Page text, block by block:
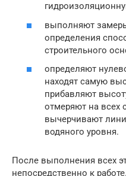
выполняют
определения
строительного
определяют
находят самую
прибавляют
отмеряют на всех
вычерчивают
водяного уровня.
После выполнения всех
непосредственно к